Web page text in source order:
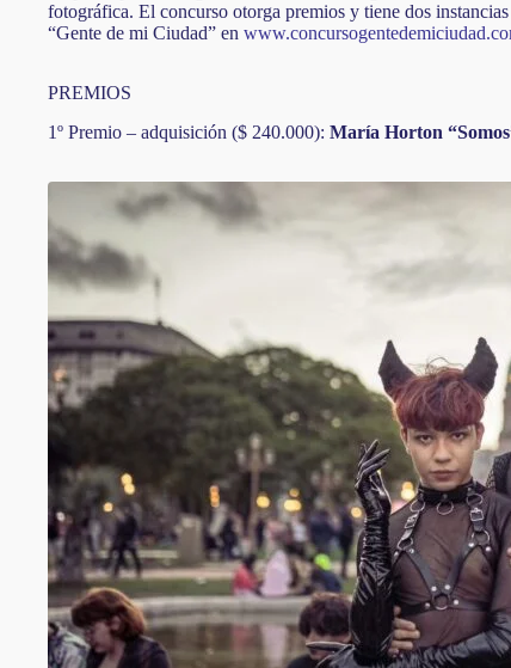
fotográfica. El concurso otorga premios y tiene dos
“Gente de mi Ciudad” en
PREMIOS
1º Premio – adquisición ($ 240.000): María Horton